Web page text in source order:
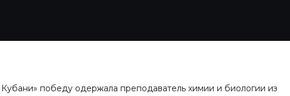
Кубани» победу одержала преподаватель химии и биологии из